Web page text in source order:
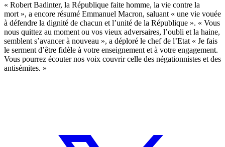
« Robert Badinter, la République faite homme, la vie contre la
mort », a encore résumé Emmanuel Macron, saluant « une vie vouée
à défendre la dignité de chacun et l’unité de la République ». « Vous
nous quittez au moment ou vos vieux adversaires, l’oubli et la haine,
semblent s’avancer à nouveau », a déploré le chef de l’Etat « Je fais
le serment d’être fidèle à votre enseignement et à votre engagement.
Vous pourrez écouter nos voix couvrir celle des négationnistes et des
antisémites. »